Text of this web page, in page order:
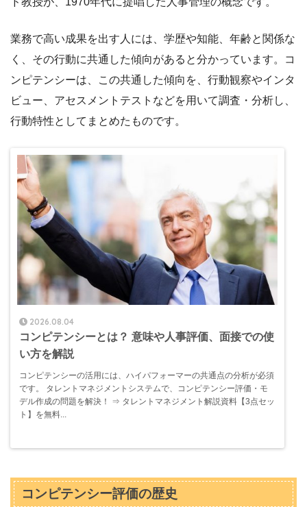
業務で高い成果を出す人には、学歴や知能、年齢と関係な
く、その行動に共通した傾向があると分かっています。コ
ンピテンシーは、この共通した傾向を、行動観察やインタ
ビュー、アセスメントテストなどを用いて調査・分析し、
行動特性としてまとめたものです。
2026.08.04
コンピテンシーとは？ 意味や人事評価、面接での使
い方を解説
コンピテンシーの活用には、ハイパフォーマーの共通点の分析が必須
です。 タレントマネジメントシステムで、コンピテンシー評価・モ
デル作成の問題を解決！ ⇒ タレントマネジメント解説資料【3点セッ
ト】を無料...
コンピテンシー評価の歴史